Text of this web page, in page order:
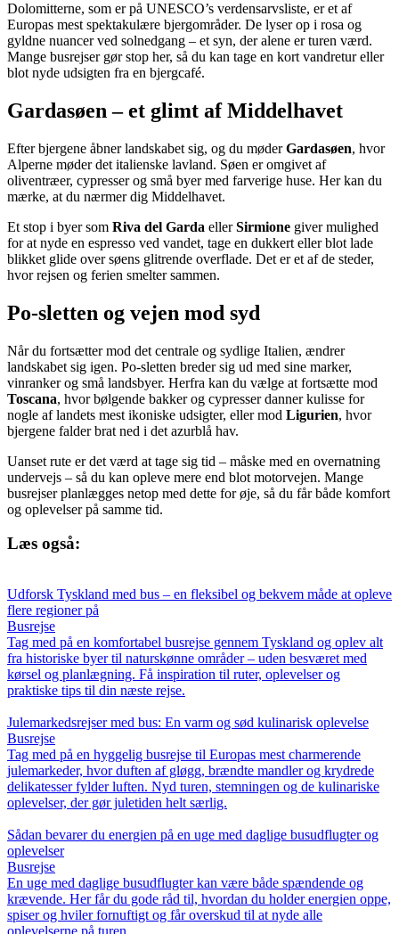
Dolomitterne, som er på UNESCO’s verdensarvsliste, er et af
Europas mest spektakulære bjergområder. De lyser op i rosa og
gyldne nuancer ved solnedgang – et syn, der alene er turen værd.
Mange busrejser gør stop her, så du kan tage en kort vandretur eller
blot nyde udsigten fra en bjergcafé.
Gardasøen – et glimt af Middelhavet
Efter bjergene åbner landskabet sig, og du møderGardasøen, hvor
Alperne møder det italienske lavland. Søen er omgivet af
oliventræer, cypresser og små byer med farverige huse. Her kan du
mærke, at du nærmer dig Middelhavet.
Et stop i byer som Riva del Garda ellerSirmione giver mulighed
for at nyde en espresso ved vandet, tage en dukkert eller blot lade
blikket glide over søens glitrende overflade. Det er et af de steder,
hvor rejsen og ferien smelter sammen.
Po-sletten og vejen mod syd
Når du fortsætter mod det centrale og sydlige Italien, ændrer
landskabet sig igen. Po-sletten breder sig ud med sine marker,
vinranker og små landsbyer. Herfra kan du vælge at fortsætte mod
Toscana, hvor bølgende bakker og cypresser danner kulisse for
nogle af landets mest ikoniske udsigter, eller mod Ligurien, hvor
bjergene falder brat ned i det azurblå hav.
Uanset rute er det værd at tage sig tid – måske med en overnatning
undervejs – så du kan opleve mere end blot motorvejen. Mange
busrejser planlægges netop med dette for øje, så du får både komfort
og oplevelser på samme tid.
Læs også:
Udforsk Tyskland med bus – en fleksibel og bekvem måde at opleve
flere regioner på
Busrejse
Tag med på en komfortabel busrejse gennem Tyskland og oplev alt
fra historiske byer til naturskønne områder – uden besværet med
kørsel og planlægning. Få inspiration til ruter, oplevelser og
praktiske tips til din næste rejse.
Julemarkedsrejser med bus: En varm og sød kulinarisk oplevelse
Busrejse
Tag med på en hyggelig busrejse til Europas mest charmerende
julemarkeder, hvor duften af gløgg, brændte mandler og krydrede
delikatesser fylder luften. Nyd turen, stemningen og de kulinariske
oplevelser, der gør juletiden helt særlig.
Sådan bevarer du energien på en uge med daglige busudflugter og
oplevelser
Busrejse
En uge med daglige busudflugter kan være både spændende og
krævende. Her får du gode råd til, hvordan du holder energien oppe,
spiser og hviler fornuftigt og får overskud til at nyde alle